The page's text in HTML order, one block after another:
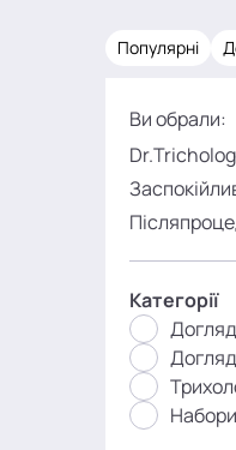
Популярні
Ви обрали:
Категорії
Набори